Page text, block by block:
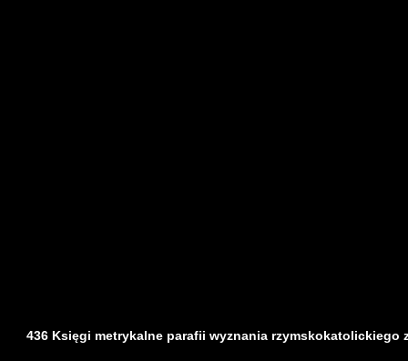
436 Księgi metrykalne parafii wyznania rzymskokatolickiego